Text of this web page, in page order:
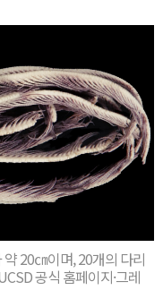
20㎝이며, 20개의 다리
공식 홈페이지·그레